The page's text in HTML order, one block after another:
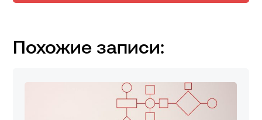
Похожие записи: